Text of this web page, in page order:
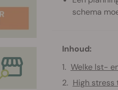
schema
Inhoud:
Welke lst-
High